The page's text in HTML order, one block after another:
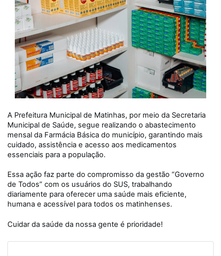
A Prefeitura Municipal de Matinhas, por meio da Secretaria
Municipal de Saúde, segue realizando o abastecimento
mensal da Farmácia Básica do município, garantindo mais
cuidado, assistência e acesso aos medicamentos
essenciais para a população.
Essa ação faz parte do compromisso da gestão “Governo
de Todos” com os usuários do SUS, trabalhando
diariamente para oferecer uma saúde mais eficiente,
humana e acessível para todos os matinhenses.
Cuidar da saúde da nossa gente é prioridade!